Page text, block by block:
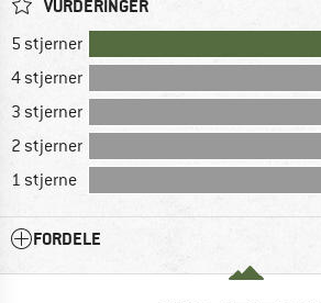
VURDERINGER
5 stjerner
4 stjerner
3 stjerner
2 stjerner
1 stjerne
FORDELE